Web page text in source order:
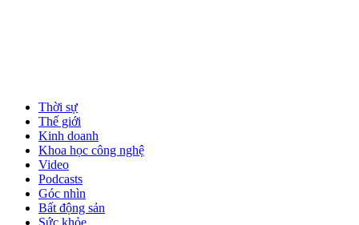
Thời sự
Thế giới
Kinh doanh
Khoa học công nghệ
Video
Podcasts
Góc nhìn
Bất động sản